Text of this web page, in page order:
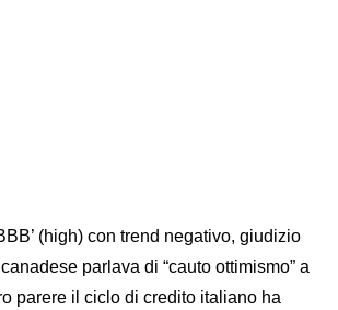
(high) con trend negativo, giudizio
parlava di “cauto ottimismo” a
parere il ciclo di credito italiano ha